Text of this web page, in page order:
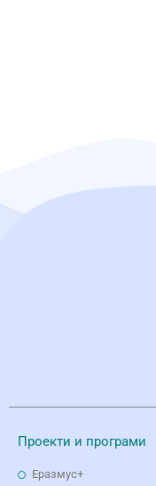
Проекти и програми
Еразмус+